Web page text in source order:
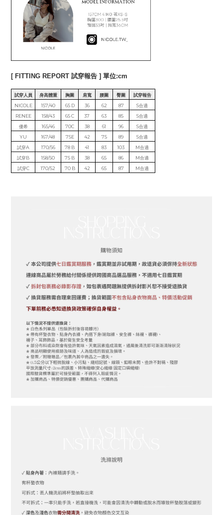
[ FITTING REPORT 試穿報告 ] 單位:cm
試穿人員 身高體重 胸圍 肩寬 腰圍 臀圍
試穿報告
NICOLE
157/40 65 D 36 62 87
S合適
RENEE
158/43 65 C 37 63 85
S合適
優希
165/46 70C 38 61 96
S合適
YU
167/48 75E 42 75 89
S合適
試穿A
170/56 78 B 41 83 103
M合適
試穿B
158/50 75 B 38 65 86
M合適
試穿C
170/52 70 B 42 65 87 M合適